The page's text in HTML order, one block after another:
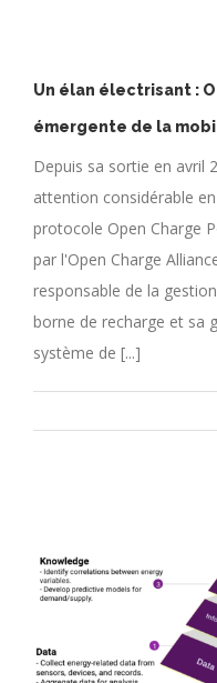
Un élan électrisant :
émergente de la
Depuis sa sortie en avril
attention considérable
protocole Open Charge
par l'Open Charge
responsable de la
borne de recharge et sa
système de [...]